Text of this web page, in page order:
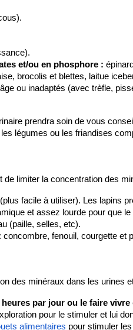
et/ou en phosphore :
brocolis et blettes, laitue
ou inadaptés (avec trèfle,
prendra soin de vous
légumes ou les friandises
de limiter la concentration des
(plus facile à utiliser). Les lapins
et assez lourde pour que
(paille, selles, etc).
fenouil, courgette et
des minéraux dans les urines
heures par jour ou le faire vivre
pour le stimuler et lui
alimentaires pour stimuler